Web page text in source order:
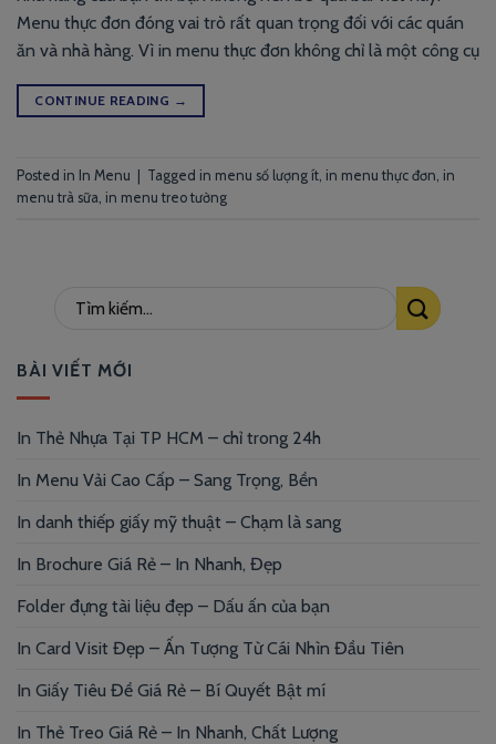
Menu thực đơn đóng vai trò rất quan trọng đối với các quán
ăn và nhà hàng. Vì in menu thực đơn không chỉ là một công cụ
CONTINUE READING →
Posted in In Menu Tagged in menu số lượng ít, in menu thực đơn, in
menu trà sữa, in menu treo tường
BÀI VIẾT MỚI
In Thẻ Nhựa Tại TP HCM – chỉ trong 24h
In Menu Vải Cao Cấp – Sang Trọng, Bền
In danh thiếp giấy mỹ thuật – Chạm là sang
In Brochure Giá Rẻ – In Nhanh, Đẹp
Folder đựng tài liệu đẹp – Dấu ấn của bạn
In Card Visit Đẹp – Ấn Tượng Từ Cái Nhìn Đầu Tiên
In Giấy Tiêu Đề Giá Rẻ – Bí Quyết Bật mí
In Thẻ Treo Giá Rẻ – In Nhanh, Chất Lượng